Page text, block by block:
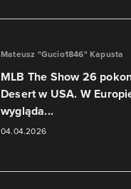
Mateusz "Gucio1846" Kapusta
MLB The Show 26
Desert w USA. W
wygląda...
04.04.2026